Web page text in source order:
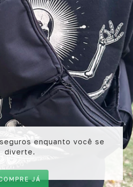
enquanto você se
diverte.
JÁ